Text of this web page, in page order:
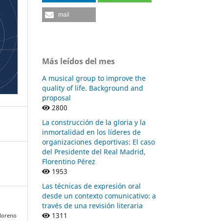
mail
Más leídos del mes
A musical group to improve the
quality of life. Background and
proposal
2800
La construcción de la gloria y la
inmortalidad en los líderes de
organizaciones deportivas: El caso
del Presidente del Real Madrid,
Florentino Pérez
1953
Las técnicas de expresión oral
desde un contexto comunicativo: a
través de una revisión literaria
1311